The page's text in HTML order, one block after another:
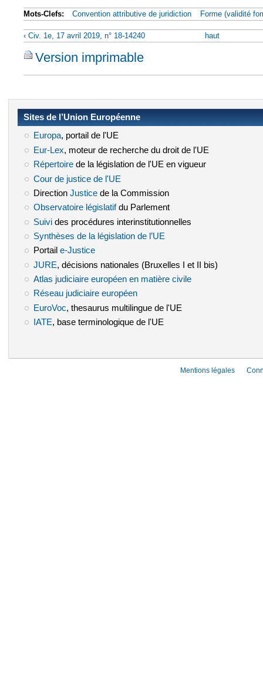
Mots-Clefs: Convention attributive de juridiction Forme (validité
‹ Civ. 1e, 17 avril 2019, n° 18-14240 haut
Version imprimable
Sites de l’Union Européenne
Europa(le lien est externe)
, portail de l'UE
Eur-Lex (le lien est externe)
, moteur de recherche du droit de l'UE
Répertoire(le lien est externe)
de la législation de l'UE en vigueur
Cour de justice de l'UE
Direction Justice(le lien est externe)
de la Commission
Observatoire législatif(le lien est externe)
du Parlement
Suivi(le lien est externe)
des procédures interinstitutionnelles
Synthèses de la législation de l’UE
Portail e-Justice(le lien est externe)
JURE (le lien est externe)
, décisions nationales (Bruxelles I et II bis)
Atlas judiciaire européen en matière civile(le lien est externe)
Réseau judiciaire européen(le lien est externe)
EuroVoc (le lien est externe)
, thesaurus multilingue de l'UE
IATE(le lien est externe)
, base terminologique de l'UE
Mentions légales